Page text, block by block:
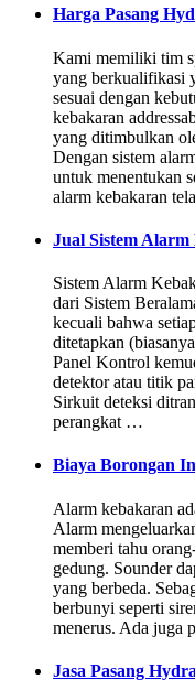
Harga Pasang
Kami memiliki tim
yang berkualifikasi
sesuai dengan
kebakaran
yang ditimbulkan
Dengan sistem
untuk menentukan
alarm kebakaran
Jual Sistem
Sistem Alarm
dari Sistem
kecuali bahwa
ditetapkan
Panel Kontrol
detektor atau titik
Sirkuit deteksi
perangkat …
Biaya Borongan
Alarm kebakaran
Alarm
memberi tahu
gedung. Sounder
yang berbeda.
berbunyi seperti
menerus. Ada juga
Jasa Pasang